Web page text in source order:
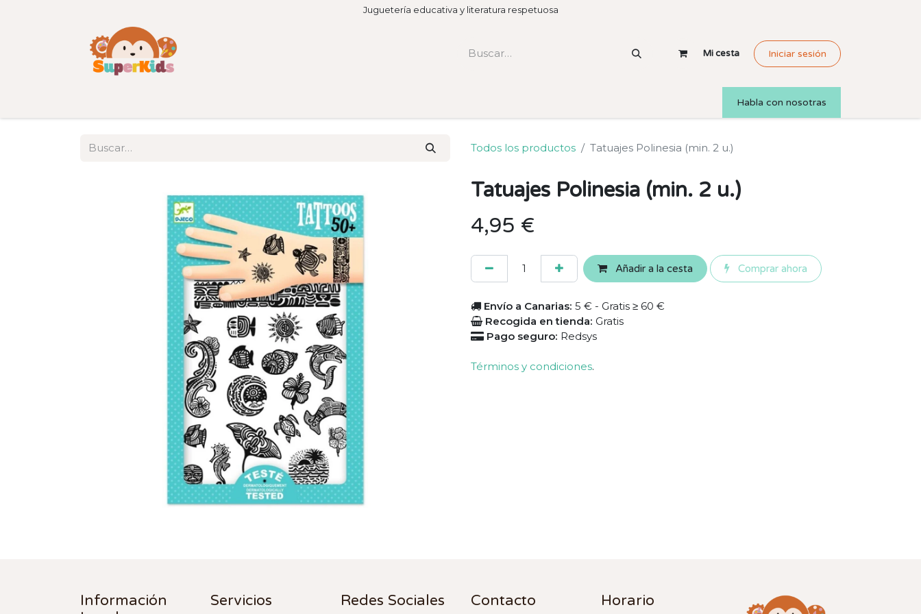
Juguetería educativa y literatura respetuosa
Mi cesta Iniciar sesión
Habla con nosotras
Todos los productos Tatuajes Polinesia (min. 2 u.)
Tatuajes Polinesia (min. 2 u.)
4,95 €
Añadir a la cesta Comprar ahora
Envío a Canarias: 5 € - Gratis ≥ 60 €
Recogida en tienda: Gratis
Pago seguro: Redsys
Términos y condiciones.
Información
Servicios Redes Sociales Contacto Horario